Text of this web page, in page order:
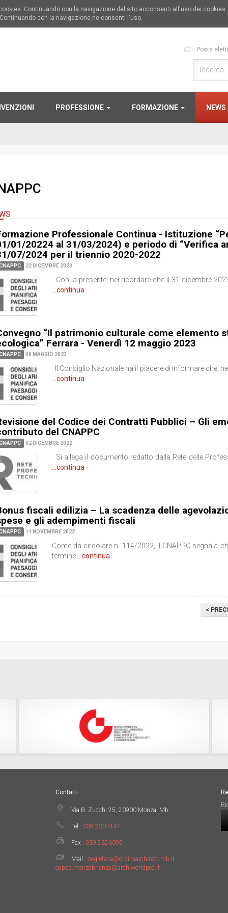
Continuando con la navigazione del sito acconsenti all'uso dei
con la navigazione ne consenti l'uso.
Posta
PROFESSIONE FORMAZIONE NEWS
Professionale Continua - Istituzione
01/20224 al 31/03/2024) e periodo di “Verifica
07/2024 per il triennio 2020-2022
22 DICEMBRE 2023
Con la presente, nel ricordare che il 31 dicembre
...continua
“Il patrimonio culturale come elemento
Ferrara - Venerdì 12 maggio 2023
08 MAGGIO 2023
Il Consiglio Nazionale ha il piacere di informare che,
...continua
del Codice dei Contratti Pubblici – Gli
del CNAPPC
02 DICEMBRE 2022
Si allega il documento redatto dalla Rete delle
...continua
fiscali edilizia – La scadenza delle
e gli adempimenti fiscali
11 NOVEMBRE 2022
Come da circolare n. 114/2022, il CNAPPC segnala
termine
...continua
<
Contatti
Via B. Zucchi 25, 20900 Monza, Mb
Tel : 039.2307447
Fax : 039.2326095
Mail : segreteria@ordinearchitetti.mb.it
oappc.monzabrianza@archiworldpec.it